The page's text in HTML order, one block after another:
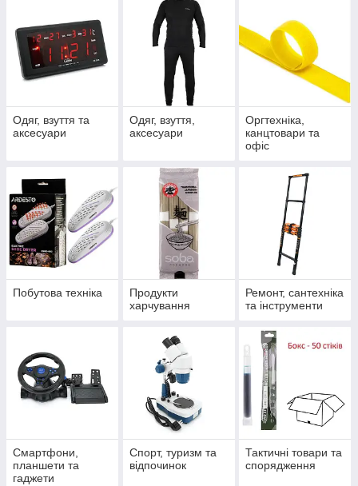
Одяг, взуття та
аксесуари
Одяг, взуття,
аксесуари
Оргтехніка,
канцтовари та
офіс
Побутова техніка
Продукти
харчування
Ремонт, сантехніка
та інструменти
Смартфони,
планшети та
гаджети
Спорт, туризм та
відпочинок
Тактичні товари та
спорядження